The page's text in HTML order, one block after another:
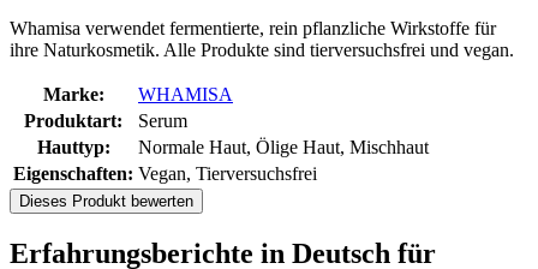
Whamisa verwendet fermentierte, rein pflanzliche Wirkstoffe für
ihre Naturkosmetik. Alle Produkte sind tierversuchsfrei und vegan.
Marke:
WHAMISA
Produktart:
Serum
Hauttyp:
Normale Haut, Ölige Haut, Mischhaut
Eigenschaften: Vegan, Tierversuchsfrei
Dieses Produkt bewerten
Erfahrungsberichte in Deutsch für